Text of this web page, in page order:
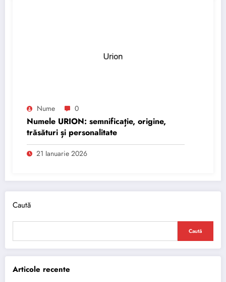
Nume 0
Numele URION: semnificație, origine,
trăsături și personalitate
21 Ianuarie 2026
Caută
Caută
Articole recente